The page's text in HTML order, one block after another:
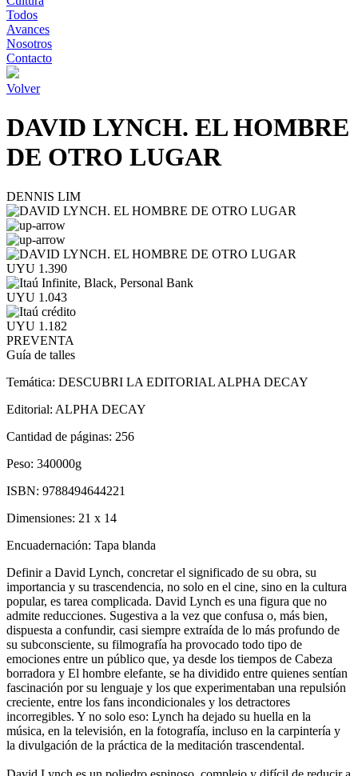
Todos
Avances
Nosotros
Contacto
Volver
DAVID LYNCH. EL HOMBRE
DE OTRO LUGAR
DENNIS LIM
UYU 1.390
UYU 1.043
UYU 1.182
PREVENTA
Guía de talles
Temática: DESCUBRI LA EDITORIAL ALPHA DECAY
Editorial: ALPHA DECAY
Cantidad de páginas: 256
Peso: 340000g
ISBN: 9788494644221
Dimensiones: 21 x 14
Encuadernación: Tapa blanda
Definir a David Lynch, concretar el significado de su obra, su
importancia y su trascendencia, no solo en el cine, sino en la cultura
popular, es tarea complicada. David Lynch es una figura que no
admite reducciones. Sugestiva a la vez que confusa o, más bien,
dispuesta a confundir, casi siempre extraída de lo más profundo de
su subconsciente, su filmografía ha provocado todo tipo de
emociones entre un público que, ya desde los tiempos de Cabeza
borradora y El hombre elefante, se ha dividido entre quienes sentían
fascinación por su lenguaje y los que experimentaban una repulsión
creciente, entre los fans incondicionales y los detractores
incorregibles. Y no solo eso: Lynch ha dejado su huella en la
música, en la televisión, en la fotografía, incluso en la carpintería y
la divulgación de la práctica de la meditación trascendental.